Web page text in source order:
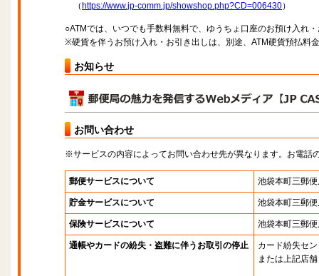
（ https://www.jp-comm.jp/showshop.php?CD=006430）
○ATMでは、いつでも手数料無料で、ゆうちょ口座のお預け入れ
※硬貨を伴うお預け入れ・お引き出しは、別途、ATM硬貨預払料
お知らせ
お問い合わせ
※サービスの内容によってお問い合わせ先が異なります。お電話
郵便サービスについて 池袋本町三郵
貯金サービスについて 池袋本町三郵
保険サービスについて 池袋本町三郵
通帳やカードの紛失・盗難に伴うお取引の停止
カード紛失セ
または上記店舗